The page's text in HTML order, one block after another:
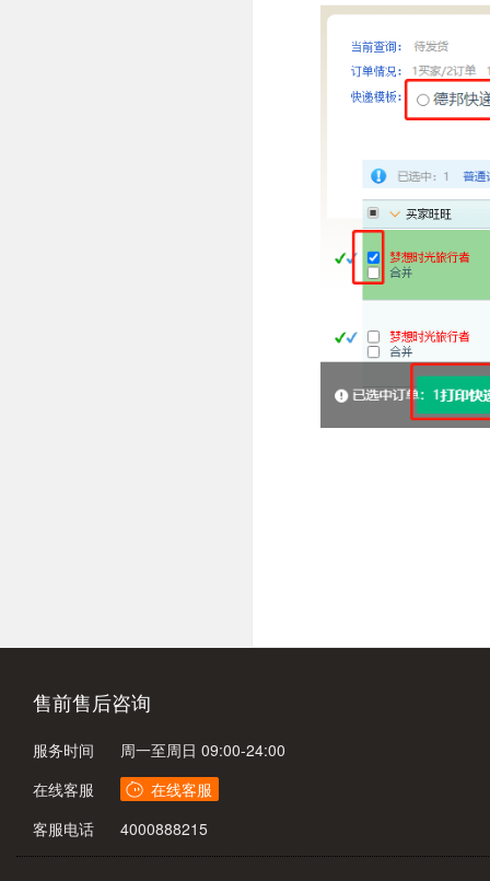
售前售后咨询
服务时间
周一至周日 09:00-24:00
在线客服
客服电话
4000888215